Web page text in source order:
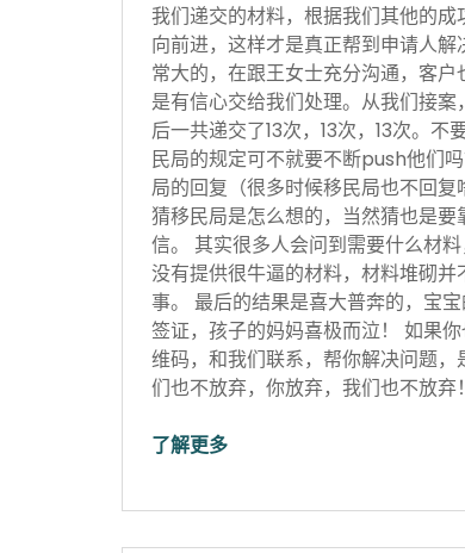
我们递交的材料，根据我们其他的
向前进，这样才是真正帮到申请人
常大的，在跟王女士充分沟通，客
是有信心交给我们处理。从我们接
后一共递交了13次，13次，13次。
民局的规定可不就要不断push他们
局的回复（很多时候移民局也不回
猜移民局是怎么想的，当然猜也是
信。 其实很多人会问到需要什么材
没有提供很牛逼的材料，材料堆砌
事。 最后的结果是喜大普奔的，宝
签证，孩子的妈妈喜极而泣！ 如果
维码，和我们联系，帮你解决问题
们也不放弃，你放弃，我们也不放
了解更多